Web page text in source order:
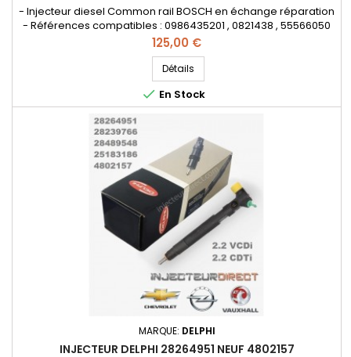
- Injecteur diesel Common rail BOSCH en échange réparation
- Références compatibles : 0986435201 , 0821438 , 55566050
, 95517502 - Pour motorisation Opel 2.0CDTI , SAAB 2.0TiD ,
Chevrolet 2.0D Pièce d'origine
Prix
125,00 €
Détails
 En Stock
MARQUE: DELPHI
INJECTEUR DELPHI 28264951 NEUF 4802157